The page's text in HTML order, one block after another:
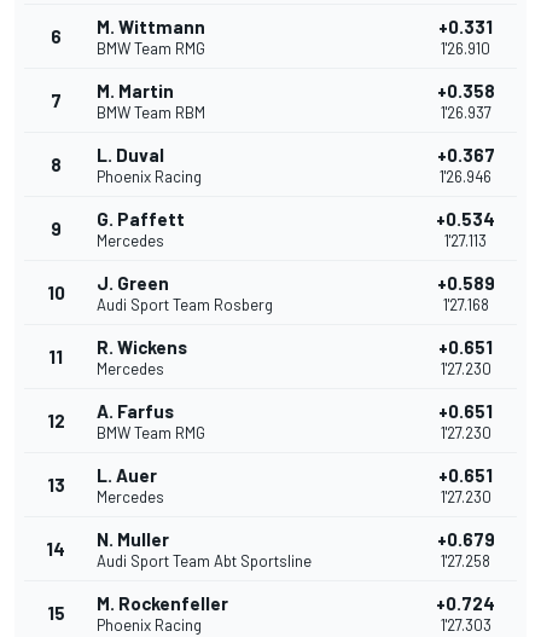
6 M. Wittmann
BMW Team RMG
+0.331
1'26.910
7 M. Martin
BMW Team RBM
+0.358
1'26.937
8 L. Duval
Phoenix Racing
+0.367
1'26.946
9 G. Paffett
Mercedes
+0.534
1'27.113
10 J. Green
Audi Sport Team Rosberg
+0.589
1'27.168
11 R. Wickens
Mercedes
+0.651
1'27.230
12 A. Farfus
BMW Team RMG
+0.651
1'27.230
13 L. Auer
Mercedes
+0.651
1'27.230
14 N. Muller
Audi Sport Team Abt Sportsline
+0.679
1'27.258
15 M. Rockenfeller
Phoenix Racing
+0.724
1'27.303